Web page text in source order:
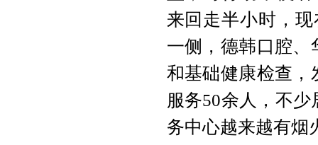
来回走半小时，
一侧，德韩口腔
和基础健康检查，
服务50余人，不
务中心越来越有烟